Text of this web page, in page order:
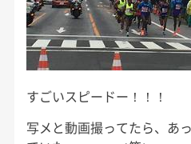
すごいスピードー！！！
写メと動画撮ってたら、あ